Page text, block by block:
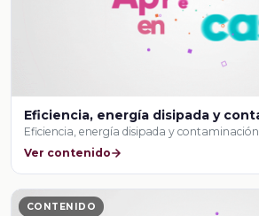
Eficiencia, energía disipada y
Eficiencia, energía disipada y contaminación
Ver contenido
CONTENIDO